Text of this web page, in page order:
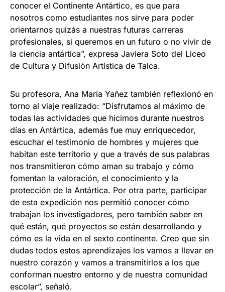
conocer el Continente Antártico, es que para
nosotros como estudiantes nos sirve para poder
orientarnos quizás a nuestras futuras carreras
profesionales, si queremos en un futuro o no vivir de
la ciencia antártica”, expresa Javiera Soto del Liceo
de Cultura y Difusión Artística de Talca.
Su profesora, Ana María Yañez también reflexionó en
torno al viaje realizado: “Disfrutamos al máximo de
todas las actividades que hicimos durante nuestros
días en Antártica, además fue muy enriquecedor,
escuchar el testimonio de hombres y mujeres que
habitan este territorio y que a través de sus palabras
nos transmitieron cómo aman su trabajo y cómo
fomentan la valoración, el conocimiento y la
protección de la Antártica. Por otra parte, participar
de esta expedición nos permitió conocer cómo
trabajan los investigadores, pero también saber en
qué están, qué proyectos se están desarrollando y
cómo es la vida en el sexto continente. Creo que sin
dudas todos estos aprendizajes los vamos a llevar en
nuestro corazón y vamos a transmitirlos a los que
conforman nuestro entorno y de nuestra comunidad
escolar”, señaló.